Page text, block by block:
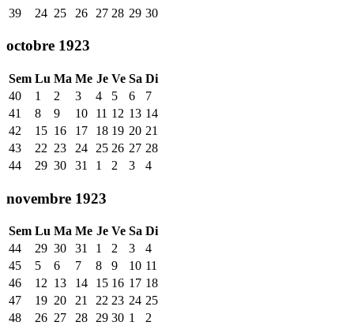
39
24 25 26 27 28 29 30
octobre 1923
Sem Lu Ma Me Je Ve Sa Di
40
1 2 3 4 5 6
7
41
8 9 10 11 12 13 14
42
15 16 17 18 19 20 21
43
22 23 24 25 26 27 28
44
29 30 31 1 2 3 4
novembre 1923
Sem Lu Ma Me Je Ve Sa Di
44
29 30 31 1 2 3
4
45
5 6 7 8 9 10 11
46
12 13 14 15 16 17 18
47
19 20 21 22 23 24 25
48
26 27 28 29 30 1 2